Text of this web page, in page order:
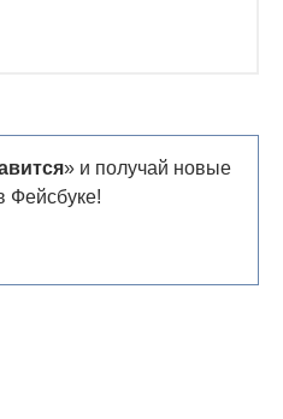
» и получай новые
Фейсбуке!